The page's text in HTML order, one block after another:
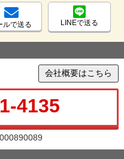
ルで送る LINEで送る
会社概要はこちら
4135